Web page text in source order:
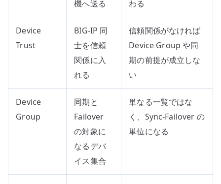
機へ送る わる
Device
Trust
BIG-IP 同
士を信頼
関係に入
れる
信頼関係がなければ
Device Group や同
期の前提が成立しな
い
Device
Group
同期と
Failover
の対象に
なるデバ
イス集合
単なる一覧ではな
く、Sync-Failover の
単位になる